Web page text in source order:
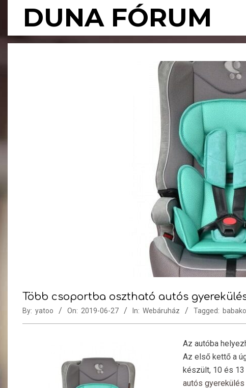
DUNA FÓRUM
Több csoportba osztható autós gyerekülés
By: yatoo On: 2019-06-27 In: Webáruház Tagged:
Az autóba
Az első kettő a
készült, 10 és 13
autós gyerekülés